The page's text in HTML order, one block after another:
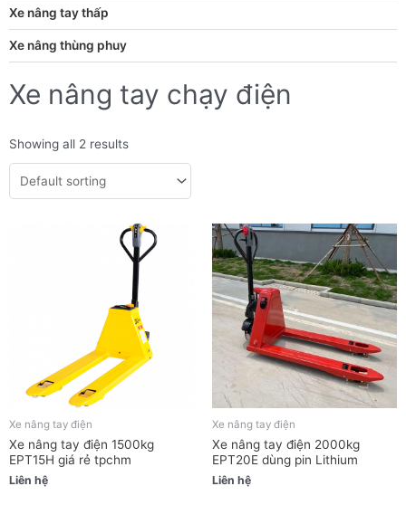
Xe nâng tay thấp
Xe nâng thùng phuy
Xe nâng tay chạy điện
Showing all 2 results
Xe nâng tay điện
Xe nâng tay điện 1500kg
EPT15H giá rẻ tpchm
Liên hệ
Xe nâng tay điện
Xe nâng tay điện 2000kg
EPT20E dùng pin Lithium
Liên hệ